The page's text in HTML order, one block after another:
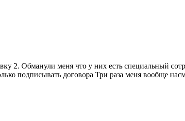
2. Обманули меня что у них есть специальный
подписывать договора Три раза меня вообще